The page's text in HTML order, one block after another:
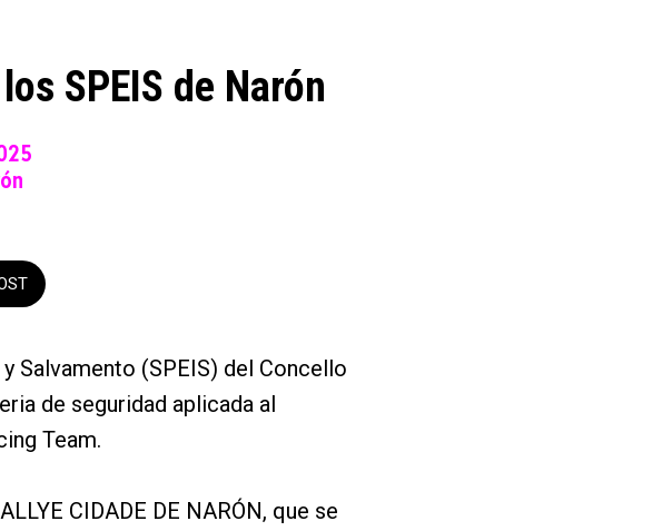
SPEIS de Narón
Salvamento (SPEIS) del Concello
de seguridad aplicada al
Team.
CIDADE DE NARÓN, que se